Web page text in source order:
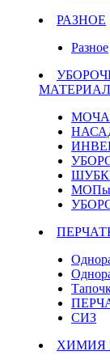
РАЗНОЕ
Разное
МОПы
СИЗ
ХИМИЯ